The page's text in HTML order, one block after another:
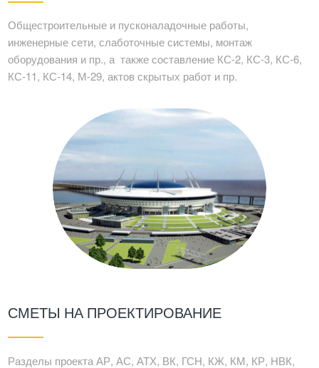
Общестроительные и пусконаладочные работы,
инженерные сети, слаботочные системы, монтаж
оборудования и пр., а также составление КС-2, КС-3, КС-6,
КС-11, КС-14, М-29, актов скрытых работ и пр.
СМЕТЫ НА ПРОЕКТИРОВАНИЕ
Разделы проекта АР, АС, АТХ, ВК, ГСН, КЖ, КМ, КР, НВК,